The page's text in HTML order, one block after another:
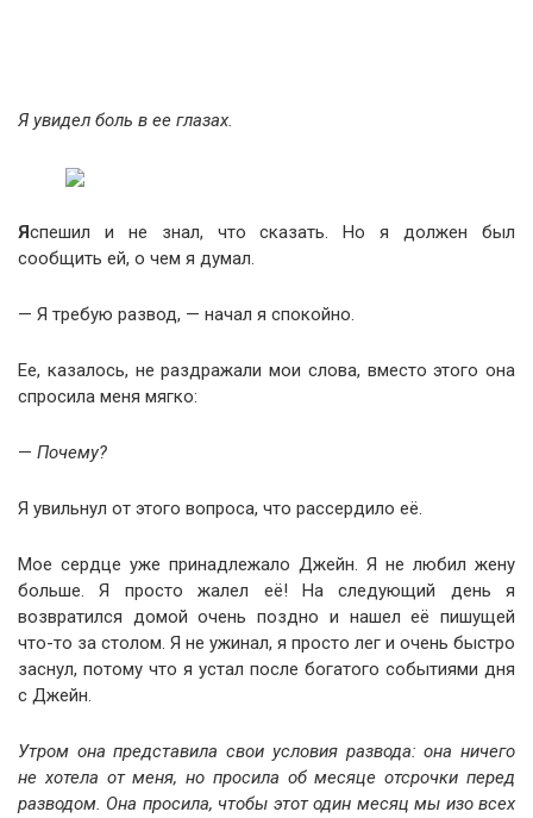
Я увидел боль в ее глазах.
Яспешил и не знал, что сказать. Но я должен был
сообщить ей, о чем я думал.
— Я требую развод, — начал я спокойно.
Ее, казалось, не раздражали мои слова, вместо этого она
спросила меня мягко:
— Почему?
Я увильнул от этого вопроса, что рассердило её.
Мое сердце уже принадлежало Джейн. Я не любил жену
больше. Я просто жалел её! На следующий день я
возвратился домой очень поздно и нашел её пишущей
что-то за столом. Я не ужинал, я просто лег и очень быстро
заснул, потому что я устал после богатого событиями дня
с Джейн.
Утром она представила свои условия развода: она ничего
не хотела от меня, но просила об месяце отсрочки перед
разводом. Она просила, чтобы этот один месяц мы изо всех